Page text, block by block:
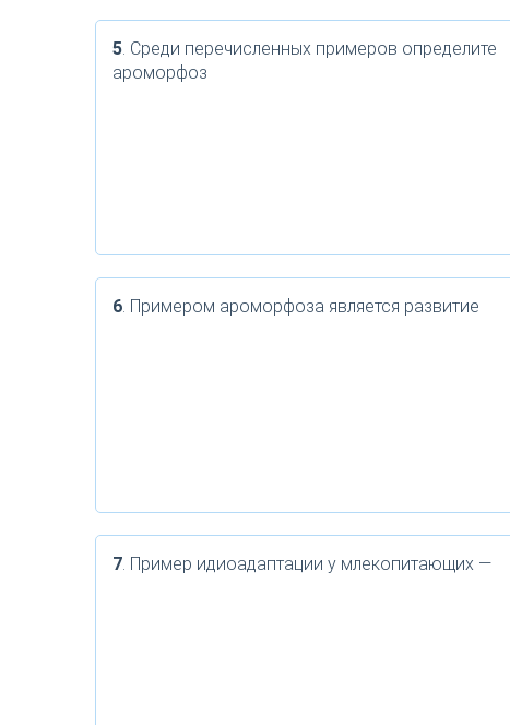
5. Среди перечисленных примеров определите
ароморфоз
6. Примером ароморфоза является развитие
7. Пример идиоадаптации у млекопитающих —